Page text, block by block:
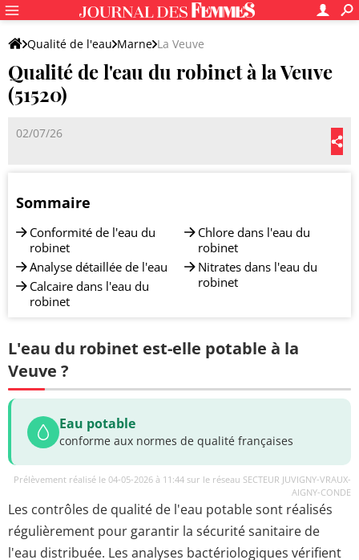
Qualité de l'eau Marne La Veuve
Qualité de l'eau du robinet à la Veuve
(51520)
02/07/26
Sommaire
Conformité de l'eau du
robinet
Analyse détaillée de l'eau
Calcaire dans l'eau du
robinet
Chlore dans l'eau du
robinet
Nitrates dans l'eau du
robinet
L'eau du robinet est-elle potable à la
Veuve ?
Eau potable
conforme aux normes de qualité françaises
Prélèvement réalisé le 04-05-2026 à 11:44 sur le réseau SECTEUR JUVIGNY-VRAUX-
AIGNY-CONDE
Les contrôles de qualité de l'eau potable sont réalisés
régulièrement pour garantir la sécurité sanitaire de
l'eau distribuée. Les analyses bactériologiques vérifient